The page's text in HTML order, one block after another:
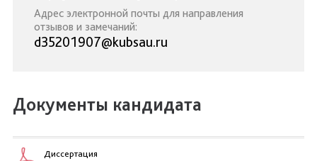
Адрес электронной почты для направления
отзывов и замечаний:
d35201907@kubsau.ru
Документы кандидата
Диссертация